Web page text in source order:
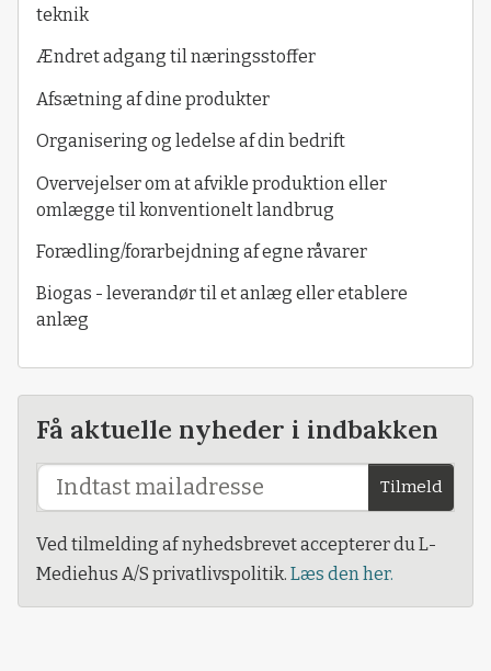
teknik
Ændret adgang til næringsstoffer
Afsætning af dine produkter
Organisering og ledelse af din bedrift
Overvejelser om at afvikle produktion eller
omlægge til konventionelt landbrug
Forædling/forarbejdning af egne råvarer
Biogas - leverandør til et anlæg eller etablere
anlæg
Få aktuelle nyheder i indbakken
Tilmeld
Ved tilmelding af nyhedsbrevet accepterer du L-
Mediehus A/S privatlivspolitik. Læs den her.